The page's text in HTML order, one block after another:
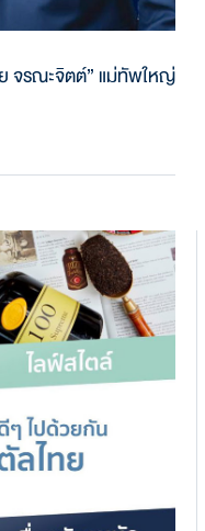
จรณะจิตต์” แม่ทัพใหญ่